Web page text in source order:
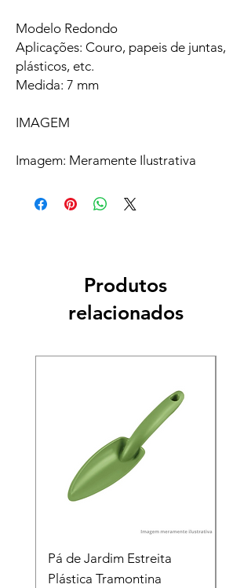
Modelo Redondo
Aplicações: Couro, papeis de juntas,
plásticos, etc.
Medida: 7 mm
IMAGEM
Imagem: Meramente Ilustrativa
Produtos
relacionados
Pá de Jardim Estreita
Plástica Tramontina